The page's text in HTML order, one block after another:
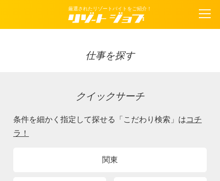
厳選されたリゾートバイトをご紹介！
仕事を探す
クイックサーチ
条件を細かく指定して探せる「こだわり検索」はコチ
ラ！
関東